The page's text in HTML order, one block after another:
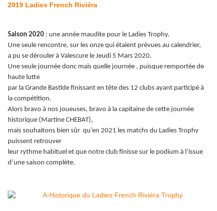
2019 Ladies French Riviéra
Saison 2020 : une année maudite pour le Ladies Trophy.
Une seule rencontre, sur les onze qui étaient prévues au calendrier,
a pu se dérouler à Valescure le Jeudi 5 Mars 2020.
Une seule journée donc mais quelle journée , puisque remportée de
haute lutte
par la Grande Bastide finissant en tête des 12 clubs ayant participé à
la compétition.
Alors bravo à nos joueuses, bravo à la capitaine de cette journée
historique (Martine CHEBAT),
mais souhaitons bien sûr qu’en 2021 les matchs du Ladies Trophy
puissent retrouver
leur rythme habituel et que notre club finisse sur le podium à l’issue
d’une saison complète.